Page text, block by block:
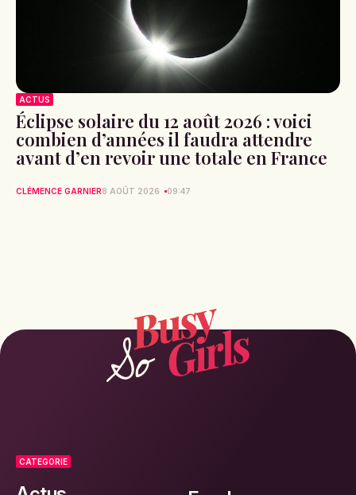
ACTUS
Éclipse solaire du 12 août 2026 : voici
combien d’années il faudra attendre
avant d’en revoir une totale en France
CLÉMENCE GARNIER8 AOÛT 2026 09:47
CATEGORIE